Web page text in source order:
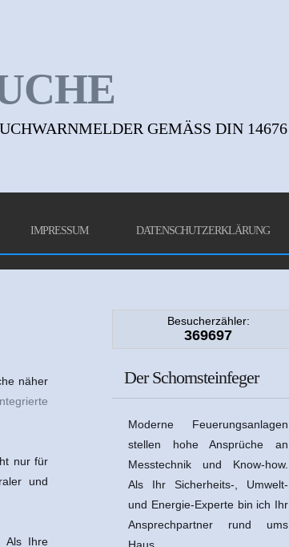
GEMÄSS DIN 14676
IMPRESSUM DATENSCHUTZERKLÄRUNG
näher
nur für
und
Als Ihre
Besucherzähler:
369697
Der Schornsteinfeger
Moderne Feuerungsanlagen
stellen hohe Ansprüche an
Messtechnik und Know-how.
Als Ihr Sicherheits-, Umwelt-
und Energie-Experte bin ich Ihr
Ansprechpartner rund ums